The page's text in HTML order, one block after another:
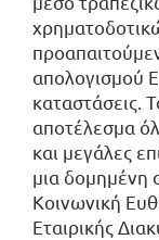
απολογισμού
καταστάσεις.
αποτέλεσμα
και μεγάλες
μια δομημένη
Κοινωνική
Εταιρικής